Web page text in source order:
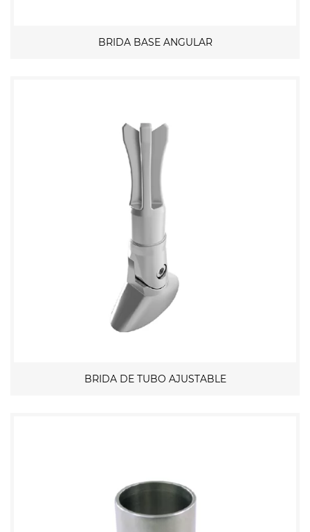
BRIDA BASE ANGULAR
BRIDA DE TUBO AJUSTABLE